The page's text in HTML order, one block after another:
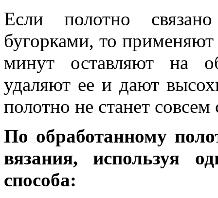
Если полотно
бугорками, то
минут оставляют на
удаляют ее и дают
полотно не станет
По обработанному
вязания, используя
способа: